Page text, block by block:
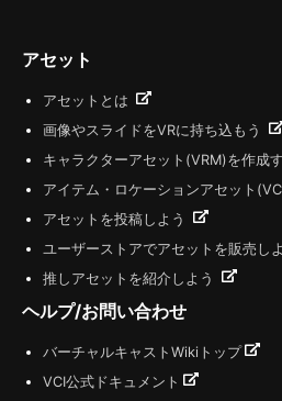
アセット
アセットとは
画像やスライドをVRに持ち込もう
キャラクターアセット(VRM)を作成
アイテム・ロケーションアセット
アセットを投稿しよう
ユーザーストアでアセットを販売し
推しアセットを紹介しよう
ヘルプ/お問い合わせ
バーチャルキャストWikiトップ
VCI公式ドキュメント